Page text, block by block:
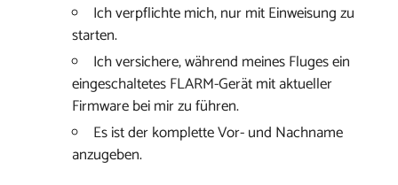
Ich verpflichte mich, nur mit Einweisung zu
starten.
Ich versichere, während meines Fluges ein
eingeschaltetes FLARM-Gerät mit aktueller
Firmware bei mir zu führen.
Es ist der komplette Vor- und Nachname
anzugeben.